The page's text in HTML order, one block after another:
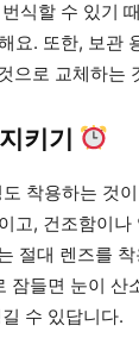
식할 수 있기
요. 또한, 보관
으로 교체하는
키기
착용하는 것
고, 건조함이나
절대 렌즈를
잠들면 눈이 산
수 있답니다.